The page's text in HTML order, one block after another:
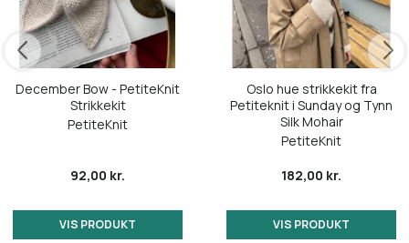
4219 True Red
4236 Deep Red
4255 Rumba Red
4304 Plastic Pink (PetiteKnit-farve)
4315 Bubblegum Pink
4018 Scarlet Red
4219 True Red
4236 Deep Red
4315 Bubblegum Pink
4353 Rustic Rose - NY
December Bow - PetiteKnit
Strikkekit
PetiteKnit
92,00 kr.
VIS PRODUKT
Oslo hue strikkekit fra
Petiteknit i Sunday og Tynn
Silk Mohair
PetiteKnit
182,00 kr.
VIS PRODUKT